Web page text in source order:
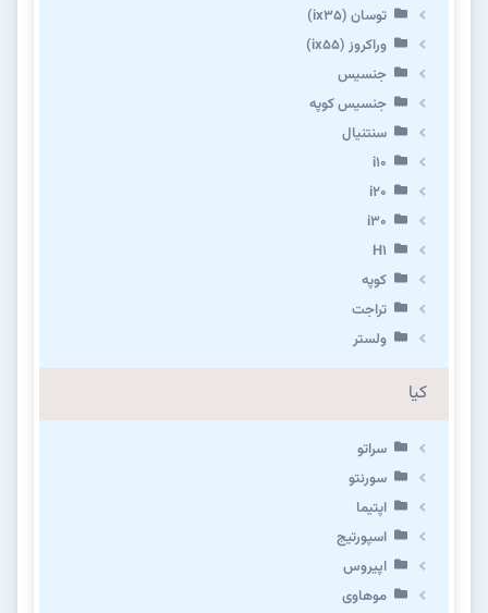
توسان (ix35)
وراکروز (ix55)
جنسیس
جنسیس کوپه
سنتنیال
i10
i20
i30
H1
کوپه
تراجت
ولستر
کیا
سراتو
سورنتو
اپتیما
اسپورتیج
اپیروس
موهاوی